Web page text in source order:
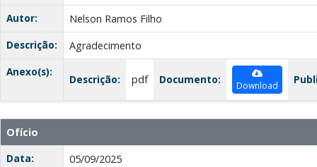
Autor:
Nelson Ramos Filho
Descrição:
Agradecimento
Anexo(s):
Descrição: pdf Documento: Download
Ofício
Data:
05/09/2025